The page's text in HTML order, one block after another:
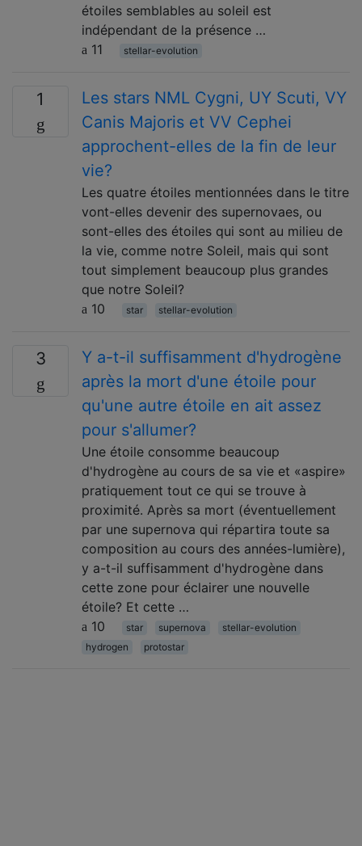
étoiles semblables au soleil est
indépendant de la présence …
11
stellar-evolution
1
Les stars NML Cygni, UY Scuti, VY
Canis Majoris et VV Cephei
approchent-elles de la fin de leur
vie?
Les quatre étoiles mentionnées dans le titre
vont-elles devenir des supernovaes, ou
sont-elles des étoiles qui sont au milieu de
la vie, comme notre Soleil, mais qui sont
tout simplement beaucoup plus grandes
que notre Soleil?
10
star stellar-evolution
3
Y a-t-il suffisamment d'hydrogène
après la mort d'une étoile pour
qu'une autre étoile en ait assez
pour s'allumer?
Une étoile consomme beaucoup
d'hydrogène au cours de sa vie et «aspire»
pratiquement tout ce qui se trouve à
proximité. Après sa mort (éventuellement
par une supernova qui répartira toute sa
composition au cours des années-lumière),
y a-t-il suffisamment d'hydrogène dans
cette zone pour éclairer une nouvelle
étoile? Et cette …
10
star supernova
stellar-evolution
hydrogen
protostar